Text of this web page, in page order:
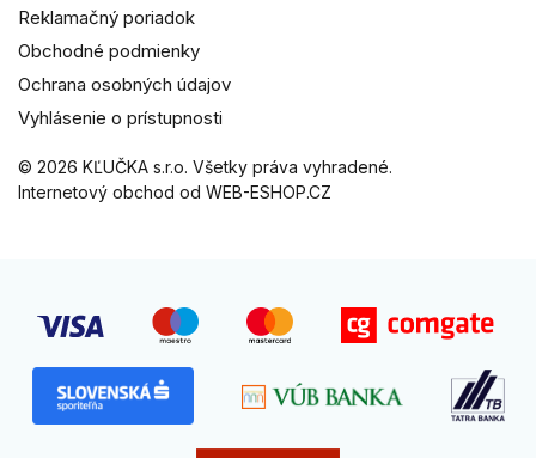
© 2026 KĽUČKA s.r.o. Všetky práva vyhradené.
Internetový obchod od WEB-ESHOP.CZ
Reklamačný poriadok
Obchodné podmienky
Ochrana osobných údajov
Vyhlásenie o prístupnosti